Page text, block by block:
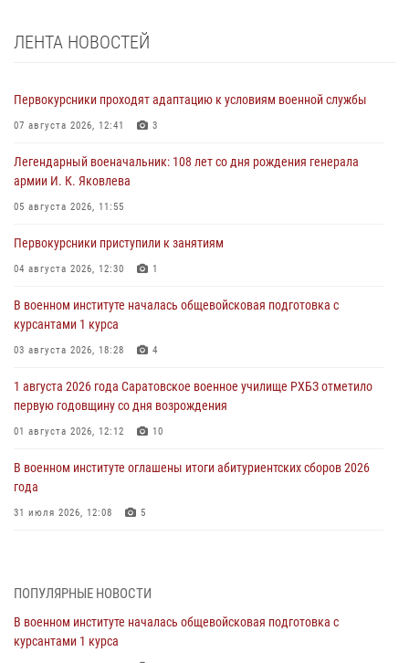
ЛЕНТА НОВОСТЕЙ
Первокурсники проходят адаптацию к условиям военной службы
07 августа 2026, 12:41 3
Легендарный военачальник: 108 лет со дня рождения генерала
армии И. К. Яковлева
05 августа 2026, 11:55
Первокурсники приступили к занятиям
04 августа 2026, 12:30 1
В военном институте началась общевойсковая подготовка с
курсантами 1 курса
03 августа 2026, 18:28 4
1 августа 2026 года Саратовское военное училище РХБЗ отметило
первую годовщину со дня возрождения
01 августа 2026, 12:12 10
В военном институте оглашены итоги абитуриентских сборов 2026
года
31 июля 2026, 12:08 5
29 июля 2026, 06:45 2
29 июля 2026 года курсанты военного института успешно сдали
экзамен по вождению
ПОПУЛЯРНЫЕ НОВОСТИ
В военном институте началась общевойсковая подготовка с
курсантами 1 курса